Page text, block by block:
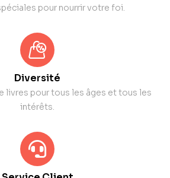
pour nourrir votre foi.
Diversité
livres pour tous les âges et tous les
intérêts.